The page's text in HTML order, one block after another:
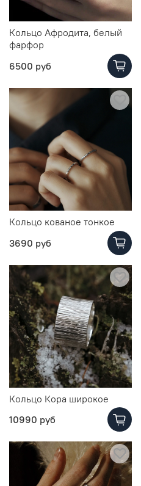
Кольцо Афродита, белый
фарфор
6500 руб
Кольцо кованое тонкое
3690 руб
Кольцо Кора широкое
10990 руб